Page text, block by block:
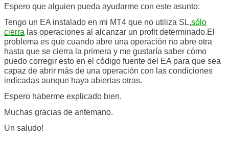
Espero que alguien pueda ayudarme con este asunto:
Tengo un EA instalado en mi MT4 que no utiliza SL,sólo
cierra las operaciones al alcanzar un profit determinado.El
problema es que cuando abre una operación no abre otra
hasta que se cierra la primera y me gustaría saber cómo
puedo corregir esto en el código fuente del EA para que sea
capaz de abrir más de una operación con las condiciones
indicadas aunque haya abiertas otras.
Espero haberme explicado bien.
Muchas gracias de antemano.
Un saludo!